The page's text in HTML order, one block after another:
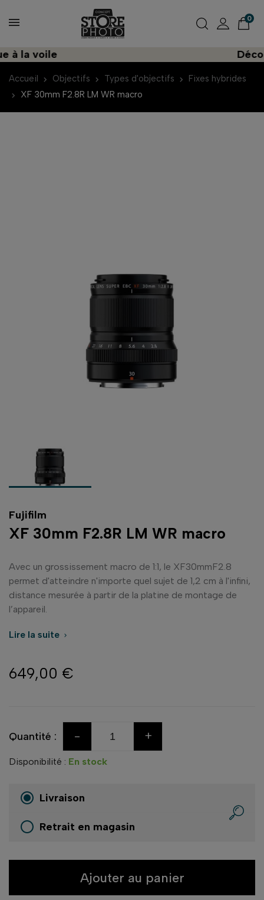
0
voile
Accueil Objectifs Types d'objectifs
Fixes hybrides
XF 30mm F2.8R LM WR macro
Fujifilm
XF 30mm F2.8R LM WR macro
Avec un grossissement macro de 1:1, le XF30mmF2.8
permet d'atteindre n'importe quel sujet de 1,2 cm à l'infini,
distance mesurée à partir de la platine de montage de
l’appareil.
Lire la suite 
649,00 €
Quantité : - +
Disponibilité : En stock
Livraison
Retrait en magasin
Ajouter au panier